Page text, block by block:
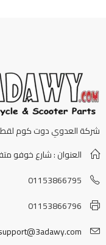
شركة العدوي دوت كوم لقطع
العنوان : شارع خوفو
01153866795
01153866796